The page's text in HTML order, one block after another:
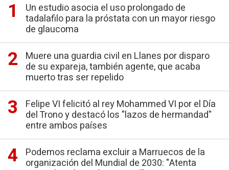
Un estudio asocia el uso prolongado de
tadalafilo para la próstata con un mayor riesgo
de glaucoma
Muere una guardia civil en Llanes por disparo
de su expareja, también agente, que acaba
muerto tras ser repelido
Felipe VI felicitó al rey Mohammed VI por el Día
del Trono y destacó los "lazos de hermandad"
entre ambos países
Podemos reclama excluir a Marruecos de la
organización del Mundial de 2030: "Atenta